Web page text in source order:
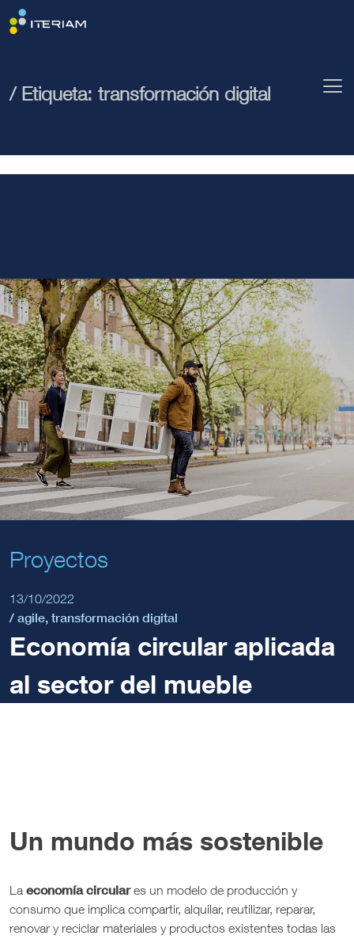
/ Etiqueta: transformación digital
Proyectos
13/10/2022
/ agile, transformación digital
Economía circular aplicada
al sector del mueble
Un mundo más sostenible
La economía circulares un modelo de producción y
consumo que implica compartir, alquilar, reutilizar, reparar,
renovar y reciclar materiales y productos existentes todas las